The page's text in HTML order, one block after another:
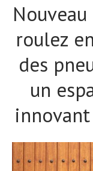
roulez
des
un